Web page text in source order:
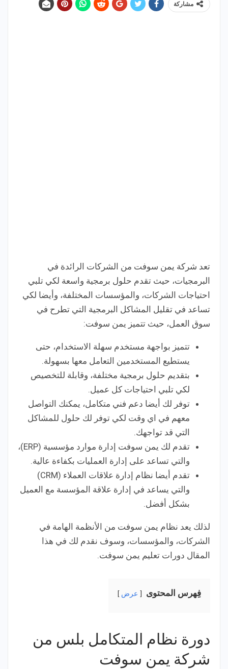
مشاركة
تعد شركة يمن سوفت من الشركات الرائدة في
البرمجيات، حيث تقدم حلول برمجية واسعة لكي تلبي
احتياجات الشركات، والمؤسسات المختلفة، وأيضا لكي
تساعد في تقليل المشاكل البرمجية التي تطرح في
سوق العمل، حيث تتميز يمن سوفت:
تتميز بواجهة مستخدم سهلة الاستخدام، حتى
يستطيع المستخدمين التعامل معها بسهولة.
بتقديم حلول برمجية مختلفة، وقابلة للتخصيص
لكي تلبي احتياجات كل عميل.
توفر لك أيضا دعم فني متكامل، يمكنك التواصل
معهم في اي وقت لكي توفر لك حلول للمشاكل
التي قد تواجهك.
تقدم لك يمن سوفت إدارة موارد مؤسسية (ERP)،
والتي تساعد على إدارة العمليات بكفاءة عالية.
تقدم أيضا نظام إدارة علاقات العملاء (CRM)
والتي يساعد في إدارة علاقة المؤسسة مع العميل
بشكل أفضل.
لذلك يعد نظام يمن سوفت من الأنظمة الهامة في
الشركات، والمؤسسات، وسوف نقدم لك في هذا
المقال دورات تعليم يمن سوفت.
فِهرس المحتوى عرض
دورة نظام المتكامل بلس من
شركة يمن سوفت